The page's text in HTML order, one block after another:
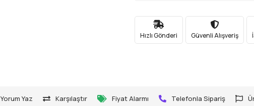
Hızlı Gönderi Güvenli Alışveriş
Yorum Yaz Karşılaştır Fiyat Alarmı Telefonla Sipariş